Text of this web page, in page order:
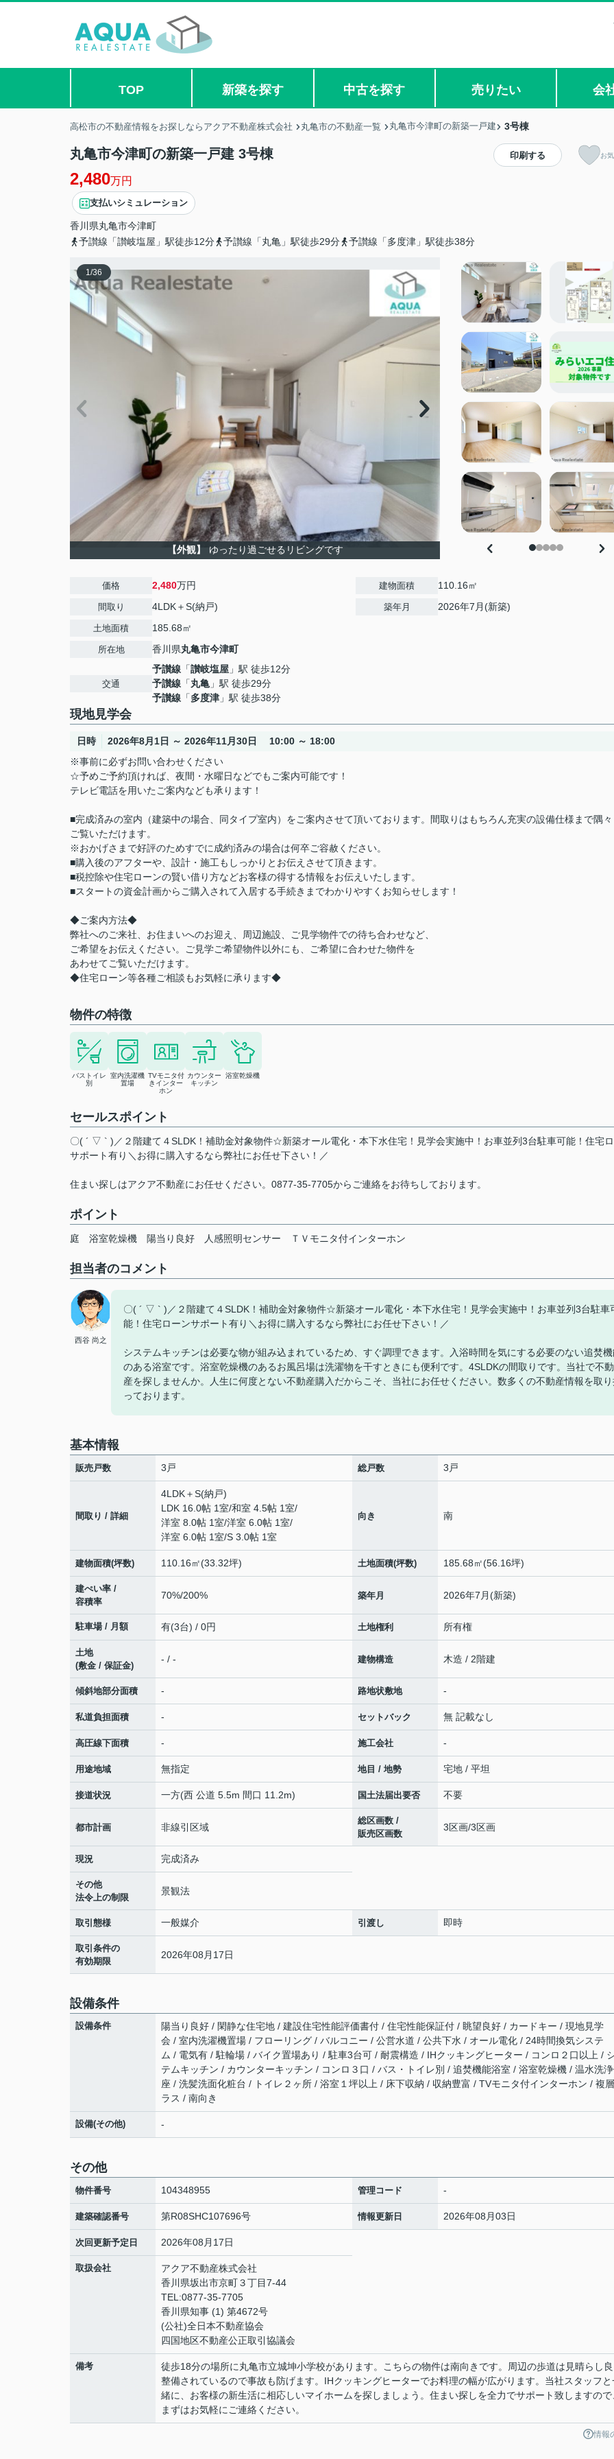
TOP 新築を探す 中古を探す 売りたい 会
高松市の不動産情報をお探しならアクア不動産株式会社 丸亀市の不動産一覧 丸亀市今津町の新築一戸建 3号棟
丸亀市今津町の新築一戸建 3号棟
2,480万円
支払いシミュレーション
香川県丸亀市今津町
予讃線「讃岐塩屋」駅徒歩12分
予讃線「丸亀」駅徒歩29分 予讃線「多度津」駅徒歩38分
印刷する お
1/36
【外観】 ゆったり過ごせるリビングです
価格 2,480万円
間取り 4LDK＋S(納戸)
土地面積 185.68㎡
所在地 香川県丸亀市今津町
交通
予讃線 「讃岐塩屋 」駅 徒歩12分
予讃線 「丸亀 」駅 徒歩29分
予讃線 「多度津 」駅 徒歩38分
建物面積 110.16㎡
築年月 2026年7月(新築)
現地見学会
日時
2026年8月1日 ～ 2026年11月30日 10:00 ～ 18:00
※事前に必ずお問い合わせください
☆予めご予約頂ければ、夜間・水曜日などでもご案内可能です！
テレビ電話を用いたご案内なども承ります！
■完成済みの室内（建築中の場合、同タイプ室内）をご案内させて頂いております。間取りはもちろん充実の設備仕様まで隅
ご覧いただけます。
※おかげさまで好評のためすでに成約済みの場合は何卒ご容赦ください。
■購入後のアフターや、設計・施工もしっかりとお伝えさせて頂きます。
■税控除や住宅ローンの賢い借り方などお客様の得する情報をお伝えいたします。
■スタートの資金計画からご購入されて入居する手続きまでわかりやすくお知らせします！
◆ご案内方法◆
弊社へのご来社、お住まいへのお迎え、周辺施設、ご見学物件での待ち合わせなど、
ご希望をお伝えください。ご見学ご希望物件以外にも、ご希望に合わせた物件を
あわせてご覧いただけます。
◆住宅ローン等各種ご相談もお気軽に承ります◆
物件の特徴
バストイレ
別
室内洗濯機
置場
TVモニタ付
きインター
ホン
カウンター
キッチン
浴室乾燥機
セールスポイント
〇( ´ ▽ ` )／２階建て４SLDK！補助金対象物件☆新築オール電化・本下水住宅！見学会実施中！お車並列3台駐車可能！住宅
サポート有り＼お得に購入するなら弊社にお任せ下さい！／
住まい探しはアクア不動産にお任せください。0877-35-7705からご連絡をお待ちしております。
ポイント
庭 浴室乾燥機 陽当り良好 人感照明センサー ＴＶモニタ付インターホン
担当者のコメント
西谷 尚之
〇( ´ ▽ ` )／２階建て４SLDK！補助金対象物件☆新築オール電化・本下水住宅！見学会実施中！お車並列3台駐車
能！住宅ローンサポート有り＼お得に購入するなら弊社にお任せ下さい！／
システムキッチンは必要な物が組み込まれているため、すぐ調理できます。入浴時間を気にする必要のない追焚
のある浴室です。浴室乾燥機のあるお風呂場は洗濯物を干すときにも便利です。4SLDKの間取りです。当社で不動
産を探しませんか。人生に何度とない不動産購入だからこそ、当社にお任せください。数多くの不動産情報を取
っております。
基本情報
販売戸数 3戸 総戸数 3戸
間取り / 詳細
4LDK＋S(納戸)
LDK 16.0帖 1室/和室 4.5帖 1室/
洋室 8.0帖 1室/洋室 6.0帖 1室/
洋室 6.0帖 1室/S 3.0帖 1室
向き 南
建物面積(坪数) 110.16㎡(33.32坪) 土地面積(坪数) 185.68㎡(56.16坪)
建ぺい率 /
容積率
70%/200% 築年月 2026年7月(新築)
駐車場 / 月額 有(3台) / 0円 土地権利 所有権
土地
(敷金 / 保証金)
- / - 建物構造 木造 / 2階建
傾斜地部分面積 - 路地状敷地 -
私道負担面積 - セットバック 無 記載なし
高圧線下面積 - 施工会社 -
用途地域 無指定 地目 / 地勢 宅地 / 平坦
接道状況 一方(西 公道 5.5m 間口 11.2m) 国土法届出要否 不要
都市計画 非線引区域
総区画数 /
販売区画数
3区画/3区画
現況 完成済み
その他
法令上の制限
景観法
取引態様 一般媒介 引渡し 即時
取引条件の
有効期限
2026年08月17日
設備条件
設備条件
陽当り良好 / 閑静な住宅地 / 建設住宅性能評価書付 / 住宅性能保証付 / 眺望良好 / カードキー / 現地見学
会 / 室内洗濯機置場 / フローリング / バルコニー / 公営水道 / 公共下水 / オール電化 / 24時間換気システ
ム / 電気有 / 駐輪場 / バイク置場あり / 駐車3台可 / 耐震構造 / IHクッキングヒーター / コンロ２口以上 /
テムキッチン / カウンターキッチン / コンロ３口 / バス・トイレ別 / 追焚機能浴室 / 浴室乾燥機 / 温水洗
座 / 洗髪洗面化粧台 / トイレ２ヶ所 / 浴室１坪以上 / 床下収納 / 収納豊富 / TVモニタ付インターホン / 複
ラス / 南向き
設備(その他) -
その他
物件番号 104348955 管理コード -
建築確認番号 第R08SHC107696号 情報更新日 2026年08月03日
次回更新予定日 2026年08月17日
取扱会社
アクア不動産株式会社
香川県坂出市京町３丁目7-44
TEL:0877-35-7705
香川県知事 (1) 第4672号
(公社)全日本不動産協会
四国地区不動産公正取引協議会
備考
徒歩18分の場所に丸亀市立城坤小学校があります。こちらの物件は南向きです。周辺の歩道は見晴らし
整備されているので事故も防げます。IHクッキングヒーターでお料理の幅が広がります。当社スタッフと
緒に、お客様の新生活に相応しいマイホームを探しましょう。住まい探しを全力でサポート致しますので
まずはお気軽にご連絡ください。
情報